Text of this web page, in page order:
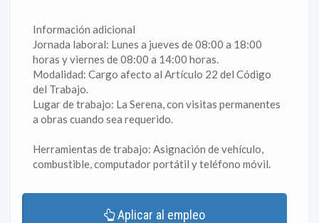
Información adicional
Jornada laboral: Lunes a jueves de 08:00 a 18:00
horas y viernes de 08:00 a 14:00 horas.
Modalidad: Cargo afecto al Artículo 22 del Código
del Trabajo.
Lugar de trabajo: La Serena, con visitas permanentes
a obras cuando sea requerido.
Herramientas de trabajo: Asignación de vehículo,
combustible, computador portátil y teléfono móvil.
Aplicar al empleo